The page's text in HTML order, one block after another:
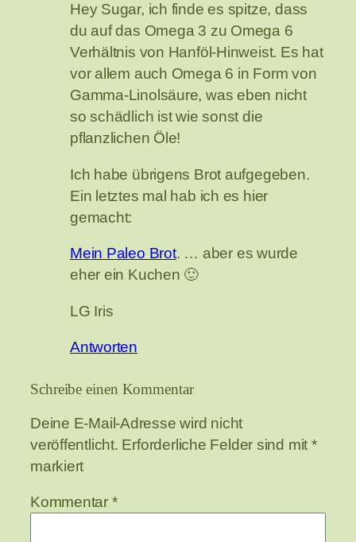
Hey Sugar, ich finde es spitze, dass
du auf das Omega 3 zu Omega 6
Verhältnis von Hanföl-Hinweist. Es hat
vor allem auch Omega 6 in Form von
Gamma-Linolsäure, was eben nicht
so schädlich ist wie sonst die
pflanzlichen Öle!
Ich habe übrigens Brot aufgegeben.
Ein letztes mal hab ich es hier
gemacht:
Mein Paleo Brot. … aber es wurde
eher ein Kuchen 🙂
LG Iris
Antworten
Schreibe einen Kommentar
Deine E-Mail-Adresse wird nicht
veröffentlicht. Erforderliche Felder sind mit *
markiert
Kommentar *